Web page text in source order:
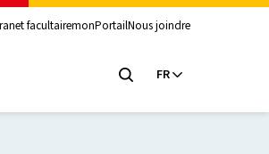
facultairemonPortailNous joindre
FR